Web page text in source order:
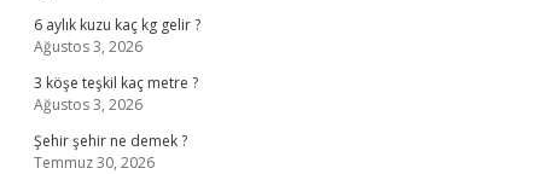
6 aylık kuzu kaç kg gelir ?
Ağustos 3, 2026
3 köşe teşkil kaç metre ?
Ağustos 3, 2026
Şehir şehir ne demek ?
Temmuz 30, 2026